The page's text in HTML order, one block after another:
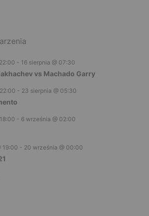
- 16 sierpnia @ 07:30
vs Machado Garry
- 23 sierpnia @ 05:30
- 6 września @ 02:00
19:00 - 20 września @ 00:00